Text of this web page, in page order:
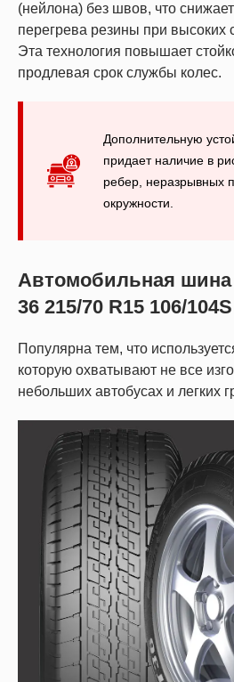
(нейлона) без швов, что
перегрева резины при высоких
Эта технология повышает
продлевая срок службы колес.
Дополнительную
придает наличие в
ребер, неразрывных
окружности.
Автомобильная шина
36 215/70 R15 106/
Популярна тем, что
которую охватывают не все
небольших автобусах и легких